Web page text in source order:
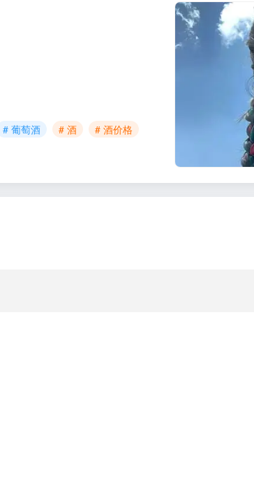
# 葡萄酒 # 酒
# 酒价格